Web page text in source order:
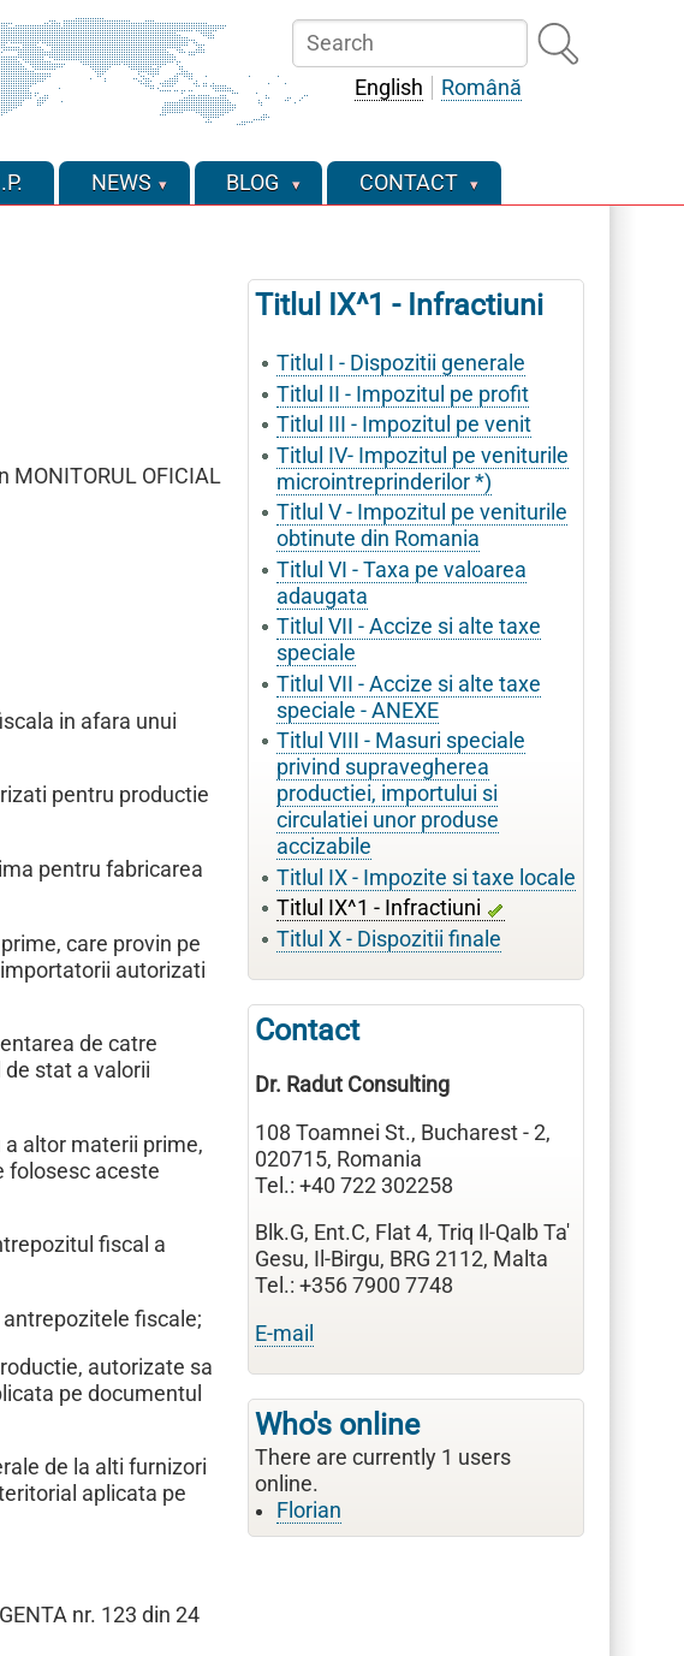
Search
English
Română
NEWS BLOG CONTACT
OFICIAL
in afara unui
pentru productie
pentru fabricarea
care provin pe
autorizati
de catre
stat a valorii
altor materii prime,
folosesc aceste
fiscal a
fiscale;
autorizate sa
pe documentul
de la alti furnizori
aplicata pe
nr. 123 din 24
Titlul IX^1 - Infractiuni
Titlul I - Dispozitii generale
Titlul II - Impozitul pe profit
Titlul III - Impozitul pe venit
Titlul IV- Impozitul pe veniturile
microintreprinderilor *)
Titlul V - Impozitul pe veniturile
obtinute din Romania
Titlul VI - Taxa pe valoarea
adaugata
Titlul VII - Accize si alte taxe
speciale
Titlul VII - Accize si alte taxe
speciale - ANEXE
Titlul VIII - Masuri speciale
privind supravegherea
productiei, importului si
circulatiei unor produse
accizabile
Titlul IX - Impozite si taxe locale
Titlul IX^1 - Infractiuni
Titlul X - Dispozitii finale
Contact
Dr. Radut Consulting
108 Toamnei St., Bucharest - 2,
020715, Romania
Tel.: +40 722 302258
Blk.G, Ent.C, Flat 4, Triq Il-Qalb Ta'
Gesu, Il-Birgu, BRG 2112, Malta
Tel.: +356 7900 7748
E-mail
Who's online
There are currently 1 users
online.
Florian